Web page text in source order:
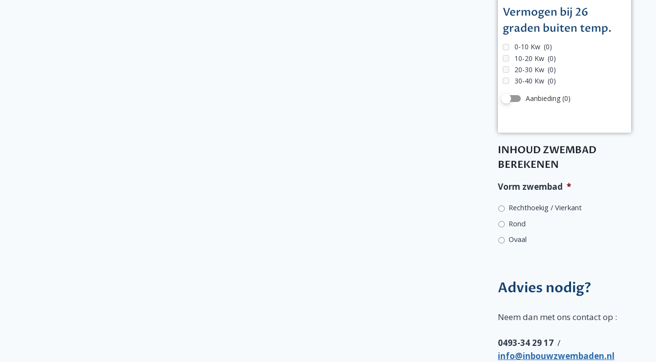
Vermogen bij 26
graden buiten temp.
0-10 Kw (0)
10-20 Kw (0)
20-30 Kw (0)
30-40 Kw (0)
Aanbieding (0)
INHOUD ZWEMBAD
BEREKENEN
Vorm zwembad *
Rechthoekig / Vierkant
Rond
Ovaal
Advies nodig?
Neem dan met ons contact op :
0493-34 29 17/
info@inbouwzwembaden.nl